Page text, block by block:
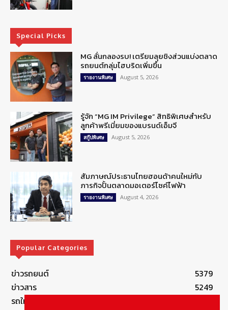
Special Picks
MG ลั่นกลองรบ! เตรียมลุยชิงส่วนแบ่งตลาด
รถยนต์กลุ่มไฮบริดเพิ่มขึ้น
รายงานพิเศษ August 5, 2026
รู้จัก “MG IM Privilege” สิทธิพิเศษสำหรับ
ลูกค้าพรีเมี่ยมของแบรนด์เอ็มจี
สกู๊ปพิเศษ August 5, 2026
สัมภาษณ์ประธานไทยฮอนด้าคนใหม่กับ
ภารกิจปั้นตลาดมอเตอร์ไซค์ไฟฟ้า
รายงานพิเศษ August 4, 2026
Popular Categories
ข่าวรถยนต์
5379
ข่าวสาร
5249
รถใหม่